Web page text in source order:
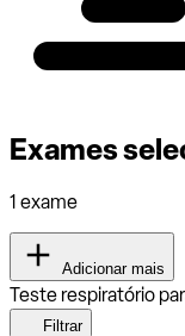
Exames
1 exame
Adicionar mais
Teste respiratório
Filtrar